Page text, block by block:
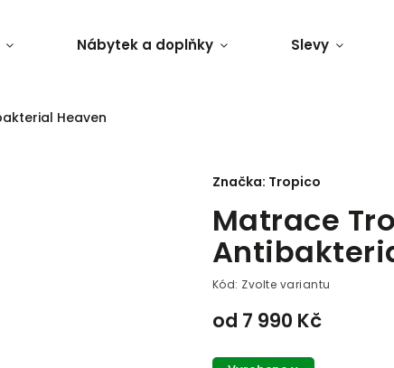
Nábytek a doplňky Slevy
Heaven
Matrace
Kód: Zvolte variantu
od 7 990 Kč
Značka: Tropico